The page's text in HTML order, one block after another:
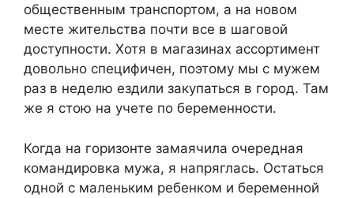
общественным транспортом, а на новом
месте жительства почти все в шаговой
доступности. Хотя в магазинах ассортимент
довольно специфичен, поэтому мы с мужем
раз в неделю ездили закупаться в город. Там
же я стою на учете по беременности.
Когда на горизонте замаячила очередная
командировка мужа, я напряглась. Остаться
одной с маленьким ребенком и беременной